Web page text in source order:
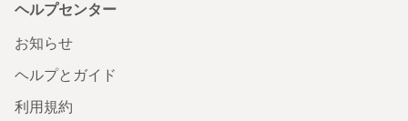
ヘルプセンター
お知らせ
ヘルプとガイド
利用規約